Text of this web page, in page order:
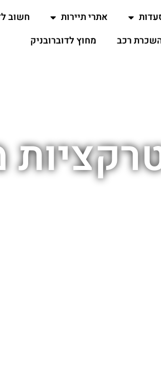
אתרי תיירות חשוב
רכב
מחוץ לדוברובניק